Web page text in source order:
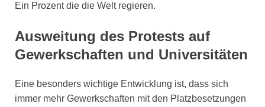
Ein Prozent die die Welt regieren.
Ausweitung des Protests auf
Gewerkschaften und Universitäten
Eine besonders wichtige Entwicklung ist, dass sich
immer mehr Gewerkschaften mit den Platzbesetzungen